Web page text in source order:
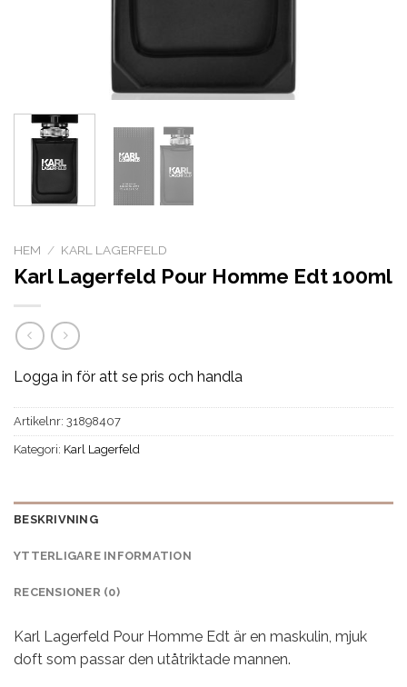
HEM / KARL LAGERFELD
Karl Lagerfeld Pour Homme Edt 100ml
Logga in för att se pris och handla
Artikelnr: 31898407
Kategori: Karl Lagerfeld
BESKRIVNING
YTTERLIGARE INFORMATION
RECENSIONER (0)
Karl Lagerfeld Pour Homme Edt är en maskulin, mjuk
doft som passar den utåtriktade mannen.